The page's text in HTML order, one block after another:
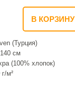
В КОРЗИНУ
(Турция)
см
(100% хлопок)
м²